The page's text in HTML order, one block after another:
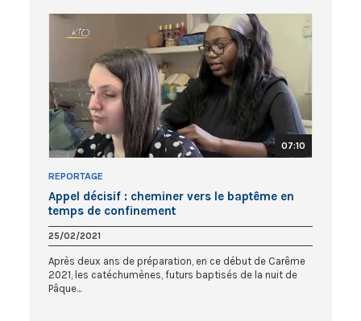
07:10
REPORTAGE
Appel décisif : cheminer vers le baptême en
temps de confinement
25/02/2021
Après deux ans de préparation, en ce début de Carême
2021, les catéchumènes, futurs baptisés de la nuit de
Pâque...